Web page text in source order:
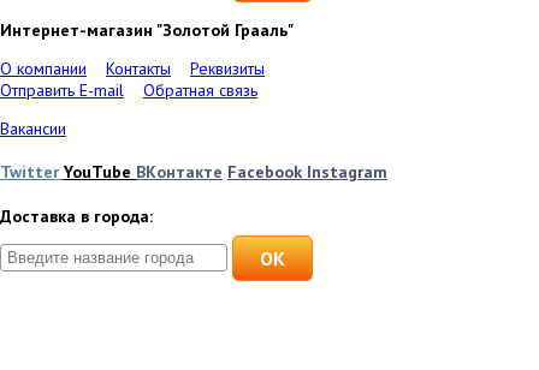
Интернет-магазин "Золотой Грааль"
О компании
Контакты
Реквизиты
Отправить E-mail
Обратная связь
Вакансии
Twitter YouTube ВКонтакте Facebook Instagram
Доставка в города:
OK